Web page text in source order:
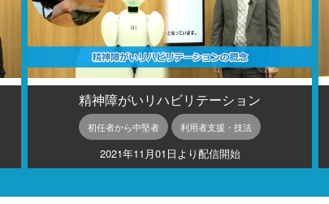
精神障がいリハビリテーション
初任者から中堅者 利用者支援・技法
2021年11月01日より配信開始